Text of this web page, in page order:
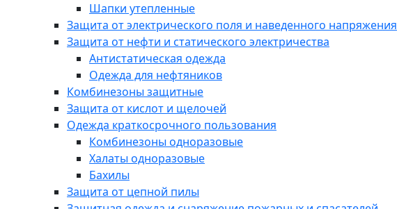
Шапки утепленные
Защита от электрического поля и наведенного напряжения
Защита от нефти и статического электричества
Антистатическая одежда
Одежда для нефтяников
Комбинезоны защитные
Защита от кислот и щелочей
Одежда краткосрочного пользования
Комбинезоны одноразовые
Халаты одноразовые
Бахилы
Защита от цепной пилы